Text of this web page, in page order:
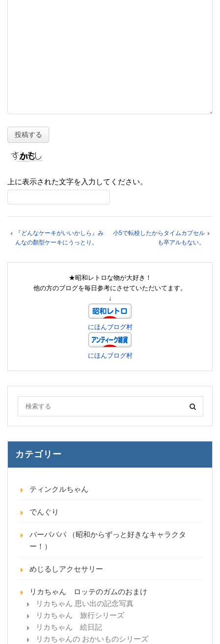
上に表示された文字を入力してください。
『どんなケーキがいいかしら』み
んなの顏型ケーキにうっとり。
小5で転校したからタイムカプセル
も卒アルもない。
★昭和レトロな物が大好き！
他の方のブログを毎日参考にさせていただいてます。
↓
にほんブログ村
にほんブログ村
カテゴリー
ティンクルちゃん
でんぐり
バーバパパ （昭和からずっと好きなキャラクタ
ー！）
めじるしアクセサリー
リカちゃん ロッテのガムのおまけ
リカちゃん 思い出の記念写真
リカちゃん 旅行シリーズ
リカちゃん 絵日記
リカちゃんの おかいものシリーズ